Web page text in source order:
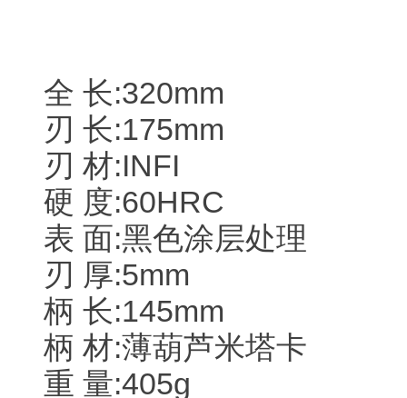
全 长:320mm
刃 长:175mm
刃 材:INFI
硬 度:60HRC
表 面:黑色涂层处理
刃 厚:5mm
柄 长:145mm
柄 材:薄葫芦米塔卡
重 量:405g